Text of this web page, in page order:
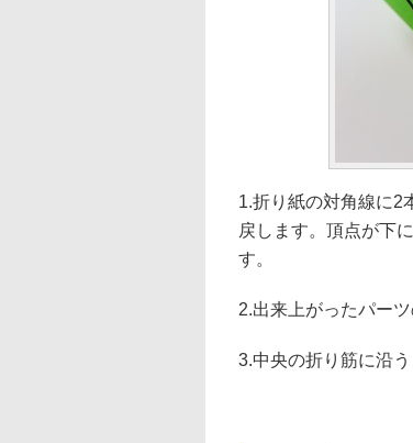
1.折り紙の対角線に2
戻します。頂点が下
す。
2.出来上がったパー
3.中央の折り筋に沿